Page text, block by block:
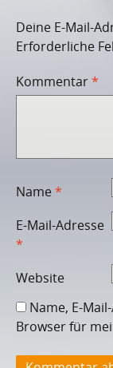
Deine E-Mail-
Erforderliche
Kommentar*
Name*
E-Mail-Adresse
*
Website
Name, E-
Browser für